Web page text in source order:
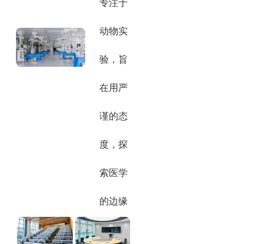
专注于
动物实
验，旨
在用严
谨的态
度，探
索医学
的边缘